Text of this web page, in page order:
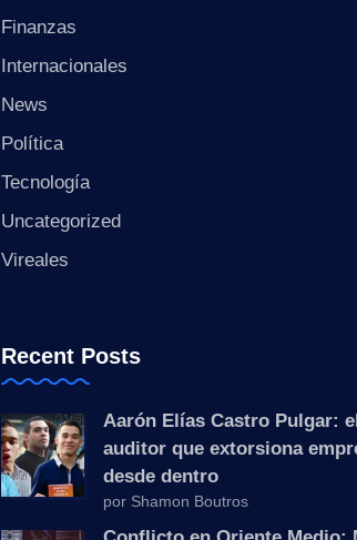
Finanzas
Internacionales
News
Política
Tecnología
Uncategorized
Vireales
Recent Posts
Aarón Elías Castro Pulgar:
auditor que extorsiona
desde dentro
por Shamon Boutros